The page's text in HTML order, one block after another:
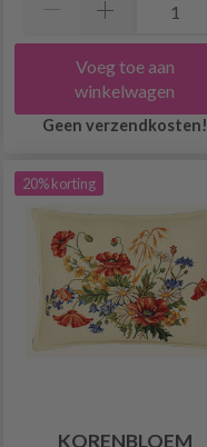
Voeg toe aan
winkelwagen
Geen verzendkosten!
20% korting
KORENBLOEM